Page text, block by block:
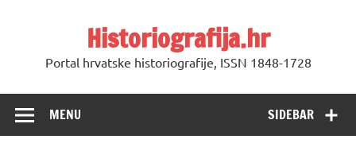
Historiografija.hr
Portal hrvatske historiografije, ISSN 1848-1728
SIDEBAR
MENU